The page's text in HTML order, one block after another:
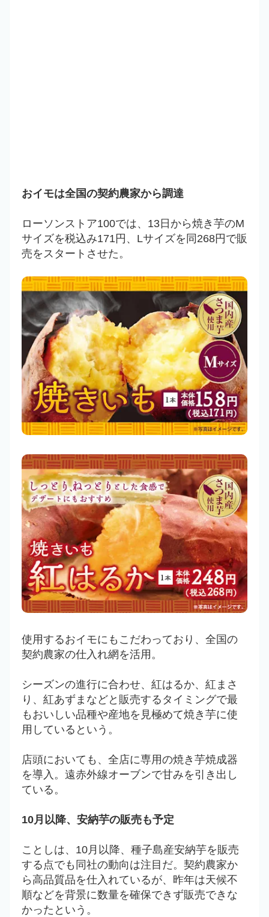
おイモは全国の契約農家から調達
ローソンストア100では、13日から焼き芋のM
サイズを税込み171円、Lサイズを同268円で販
売をスタートさせた。
使用するおイモにもこだわっており、全国の
契約農家の仕入れ網を活用。
シーズンの進行に合わせ、紅はるか、紅まさ
り、紅あずまなどと販売するタイミングで最
もおいしい品種や産地を見極めて焼き芋に使
用しているという。
店頭においても、全店に専用の焼き芋焼成器
を導入。遠赤外線オーブンで甘みを引き出し
ている。
10月以降、安納芋の販売も予定
ことしは、10月以降、種子島産安納芋を販売
する点でも同社の動向は注目だ。契約農家か
ら高品質品を仕入れているが、昨年は天候不
順などを背景に数量を確保できず販売できな
かったという。